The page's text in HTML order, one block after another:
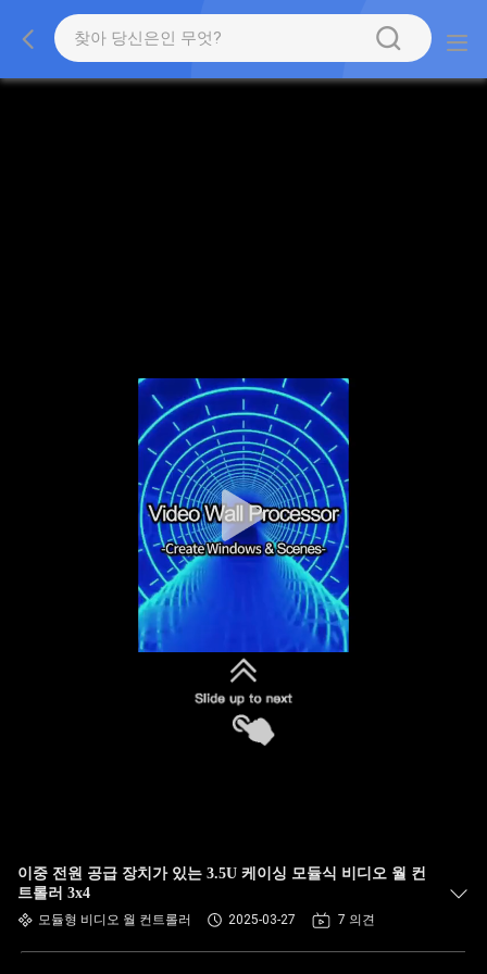
이중 전원 공급 장치가 있는 3.5U 케이싱 모듈식 비디오 월 컨
트롤러 3x4
모듈형 비디오 월 컨트롤러 2025-03-27 7 의견